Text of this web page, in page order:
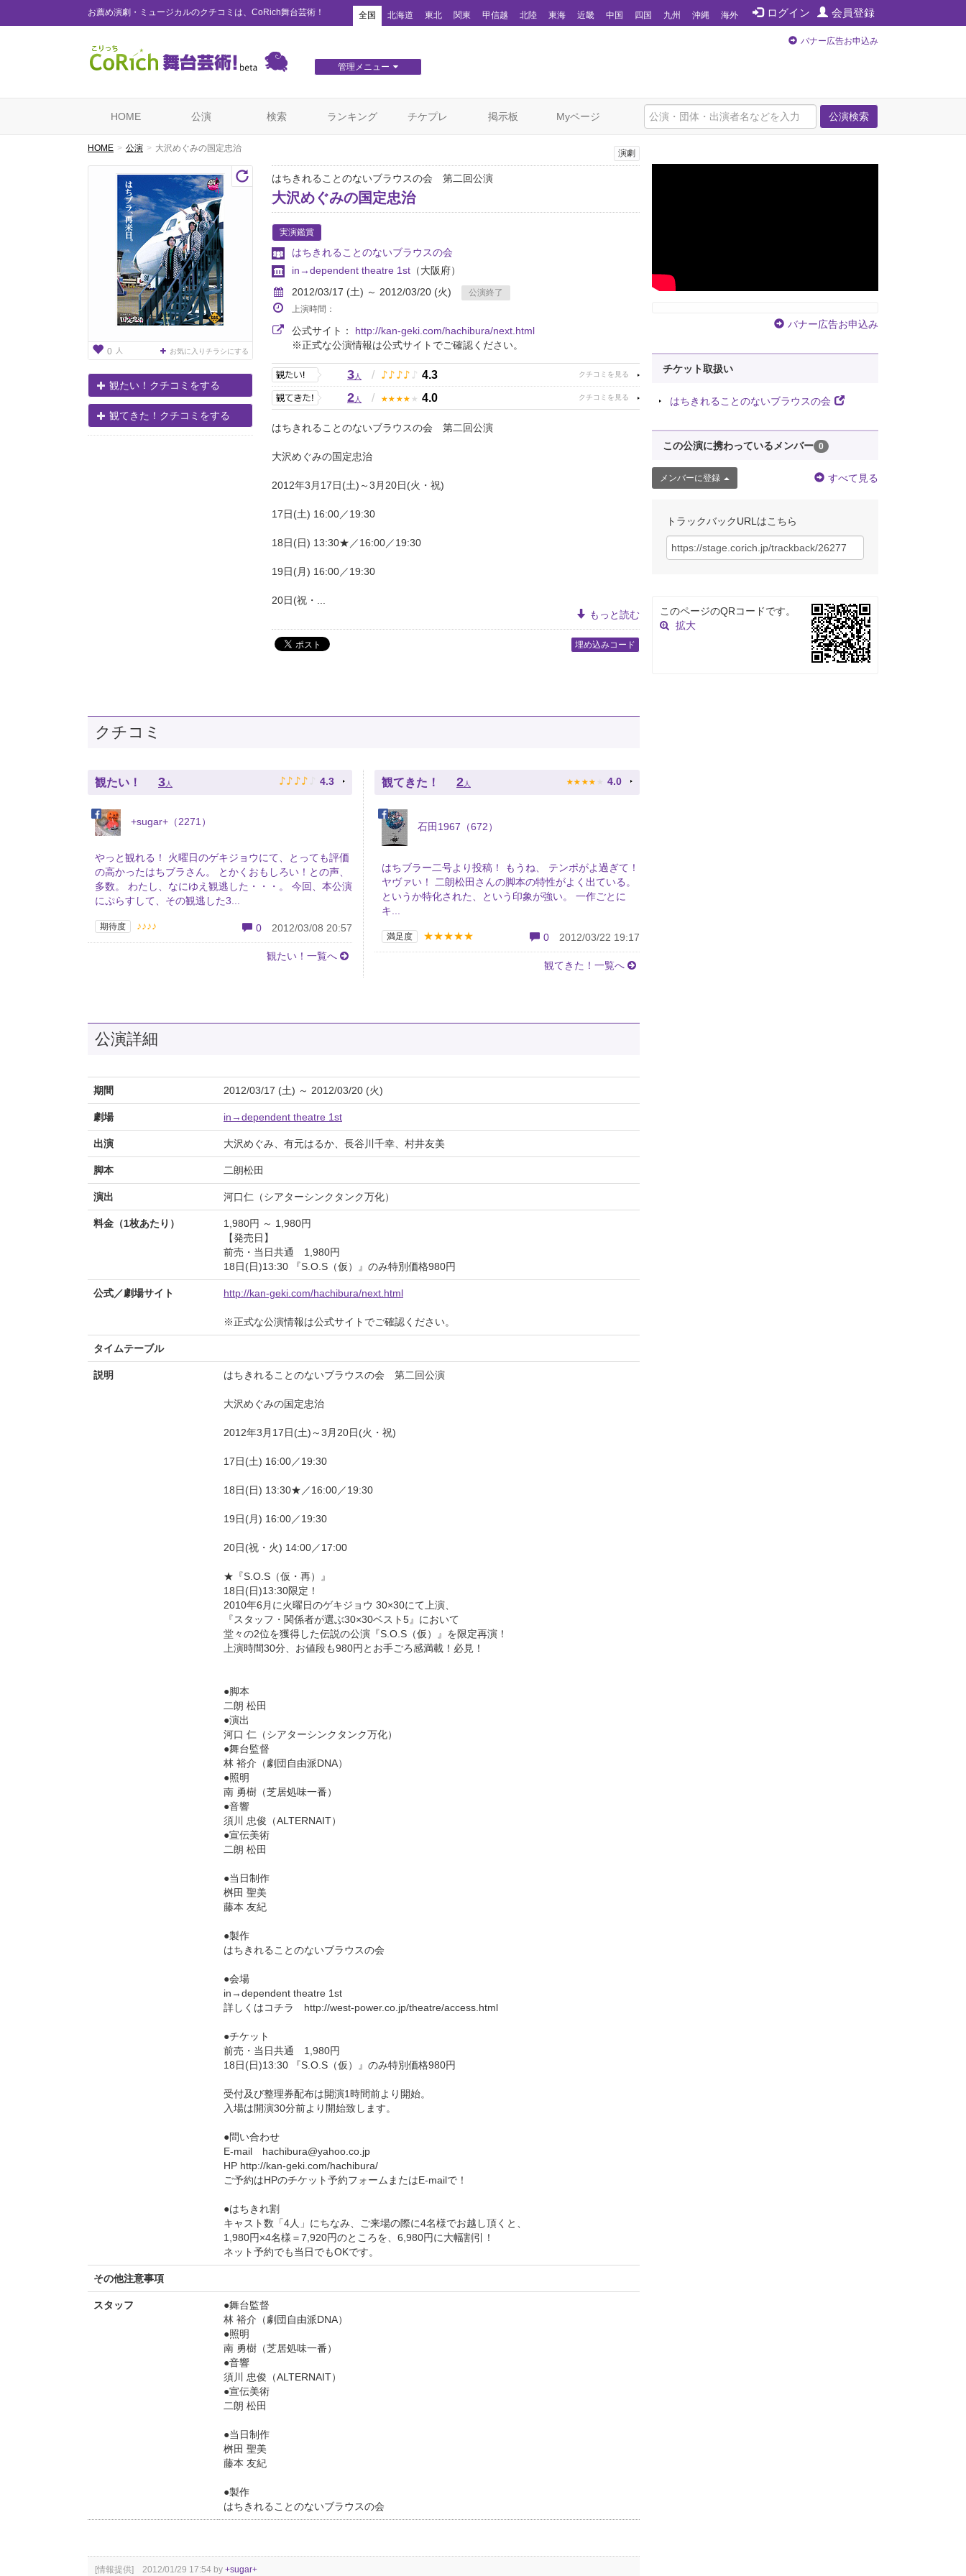
お薦め演劇・ミュージカルのクチコミは、CoRich舞台芸術！ ログイン 会員登録
全国 北海道 東北 関東 甲信越 北陸 東海 近畿 中国 四国 九州 沖縄 海外
管理メニュー
バナー広告お申込み
公演検索
HOME 公演 検索 ランキング チケプレ 掲示板 Myページ
HOME 公演 大沢めぐみの国定忠治
0 人 お気に入りチラシにする
観たい！クチコミをする
観てきた！クチコミをする
演劇
はちきれることのないブラウスの会 第二回公演
大沢めぐみの国定忠治
実演鑑賞
はちきれることのないブラウスの会
in→dependent theatre 1st （大阪府）
2012/03/17 (土) ～ 2012/03/20 (火)
公演終了
上演時間：
公式サイト： http://kan-geki.com/hachibura/next.html
※正式な公演情報は公式サイトでご確認ください。
3人 / ♪ ♪ ♪ ♪ ♪ 4.3
2人 / ★ ★ ★ ★ ★ 4.0
はちきれることのないブラウスの会 第二回公演
大沢めぐみの国定忠治
2012年3月17日(土)～3月20日(火・祝)
17日(土) 16:00／19:30
18日(日) 13:30★／16:00／19:30
19日(月) 16:00／19:30
20日(祝・...
もっと読む
埋め込みコード
クチコミ
観たい！ 3 人 ♪ ♪ ♪ ♪ ♪ 4.3
+sugar+（2271）
やっと観れる！ 火曜日のゲキジョウにて、とっても評価
の高かったはちブラさん。 とかくおもしろい！との声、
多数。 わたし、なにゆえ観逃した・・・。 今回、本公演
にぷらすして、その観逃した3...
期待度 ♪♪♪♪ 0 2012/03/08 20:57
観たい！一覧へ
観てきた！ 2 人 ★ ★ ★ ★ ★ 4.0
石田1967（672）
はちブラー二号より投稿！ もうね、 テンポがよ過ぎて！
ヤヴァい！ 二朗松田さんの脚本の特性がよく出ている。
というか特化された、という印象が強い。 一作ごとに
キ...
満足度 ★★★★★ 0 2012/03/22 19:17
観てきた！一覧へ
公演詳細
期間 2012/03/17 (土) ～ 2012/03/20 (火)
劇場 in→dependent theatre 1st
出演 大沢めぐみ、有元はるか、長谷川千幸、村井友美
脚本 二朗松田
演出 河口仁（シアターシンクタンク万化）
料金（1枚あたり）
1,980円 ～ 1,980円
【発売日】
前売・当日共通 1,980円
18日(日)13:30 『S.O.S（仮）』のみ特別価格980円
公式／劇場サイト http://kan-geki.com/hachibura/next.html
※正式な公演情報は公式サイトでご確認ください。
タイムテーブル
説明 はちきれることのないブラウスの会 第二回公演
大沢めぐみの国定忠治
2012年3月17日(土)～3月20日(火・祝)
17日(土) 16:00／19:30
18日(日) 13:30★／16:00／19:30
19日(月) 16:00／19:30
20日(祝・火) 14:00／17:00
★『S.O.S（仮・再）』
18日(日)13:30限定！
2010年6月に火曜日のゲキジョウ 30×30にて上演、
『スタッフ・関係者が選ぶ30×30ベスト5』において
堂々の2位を獲得した伝説の公演『S.O.S（仮）』を限定再演！
上演時間30分、お値段も980円とお手ごろ感満載！必見！
●脚本
二朗 松田
●演出
河口 仁（シアターシンクタンク万化）
●舞台監督
林 裕介（劇団自由派DNA）
●照明
南 勇樹（芝居処味一番）
●音響
須川 忠俊（ALTERNAIT）
●宣伝美術
二朗 松田
●当日制作
桝田 聖美
藤本 友紀
●製作
はちきれることのないブラウスの会
●会場
in→dependent theatre 1st
詳しくはコチラ http://west-power.co.jp/theatre/access.html
●チケット
前売・当日共通 1,980円
18日(日)13:30 『S.O.S（仮）』のみ特別価格980円
受付及び整理券配布は開演1時間前より開始。
入場は開演30分前より開始致します。
●問い合わせ
E-mail hachibura@yahoo.co.jp
HP http://kan-geki.com/hachibura/
ご予約はHPのチケット予約フォームまたはE-mailで！
●はちきれ割
キャスト数「4人」にちなみ、ご来場の際に4名様でお越し頂くと、
1,980円×4名様＝7,920円のところを、6,980円に大幅割引！
ネット予約でも当日でもOKです。
その他注意事項
スタッフ
●舞台監督
林 裕介（劇団自由派DNA）
●照明
南 勇樹（芝居処味一番）
●音響
須川 忠俊（ALTERNAIT）
●宣伝美術
二朗 松田
●当日制作
桝田 聖美
藤本 友紀
●製作
はちきれることのないブラウスの会
[情報提供] 2012/01/29 17:54 by +sugar+
バナー広告お申込み
チケット取扱い
はちきれることのないブラウスの会
この公演に携わっているメンバー 0
メンバーに登録 すべて見る
トラックバックURLはこちら
このページのQRコードです。
拡大